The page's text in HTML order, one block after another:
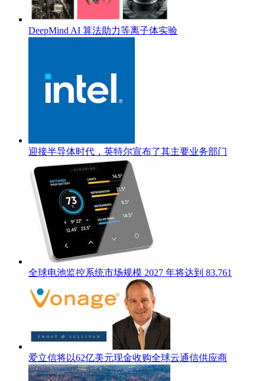
DeepMind AI 算法助力等离子体实验
迎接半导体时代，英特尔宣布了其主要业务部门
全球电池监控系统市场规模 2027 年将达到 83.761
爱立信将以62亿美元现金收购全球云通信供应商